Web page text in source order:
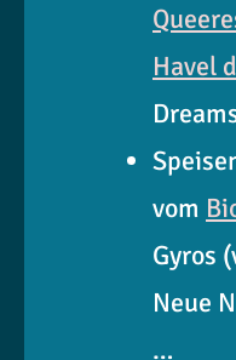
Havel
vom
Gyros
Neue
…